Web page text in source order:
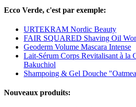
Ecco Verde, c'est par exemple:
URTEKRAM Nordic Beauty
FAIR SQUARED Shaving Oil
Geoderm Volume Mascara Intense
Lait-Sérum Corps Revitalisant à la
Bakuchiol
Shampoing & Gel Douche
Nouveaux produits: